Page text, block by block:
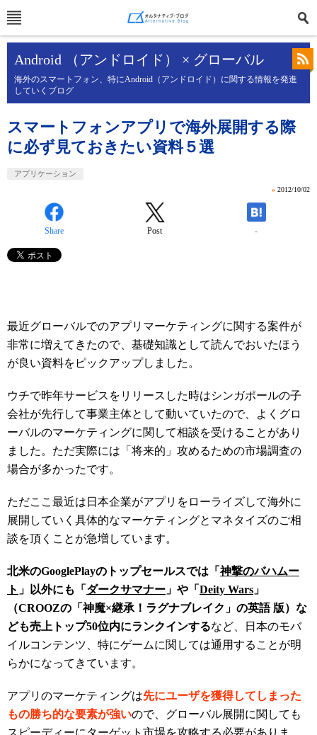
Android （アンドロイド） × グローバル
海外のスマートフォン、特にAndroid（アンドロイド）に関する情報を発進
していくブログ
スマートフォンアプリで海外展開する際
に必ず見ておきたい資料５選
アプリケーション
» 2012/10/02
Share Post -
最近グローバルでのアプリマーケティングに関する案件が
非常に増えてきたので、基礎知識として読んでおいたほう
が良い資料をピックアップしました。
ウチで昨年サービスをリリースした時はシンガポールの子
会社が先行して事業主体として動いていたので、よくグロ
ーバルのマーケティングに関して相談を受けることがあり
ました。ただ実際には「将来的」攻めるための市場調査の
場合が多かったです。
ただここ最近は日本企業がアプリをローライズして海外に
展開していく具体的なマーケティングとマネタイズのご相
談を頂くことが急増しています。
北米のGooglePlayのトップセールスでは「神撃のバハムー
ト 」以外にも「 ダークサマナー 」や「 Deity Wars 」
（CROOZの「神魔×継承！ラグナブレイク」の英語 版）な
ども売上トップ50位内にランクインするなど、日本のモバ
イルコンテンツ、特にゲームに関しては通用することが明
らかになってきています。
アプリのマーケティングは先にユーザを獲得してしまった
もの勝ち的な要素が強いので、グローバル展開に関しても
スピーディーにターゲット市場を攻略する必要がありま